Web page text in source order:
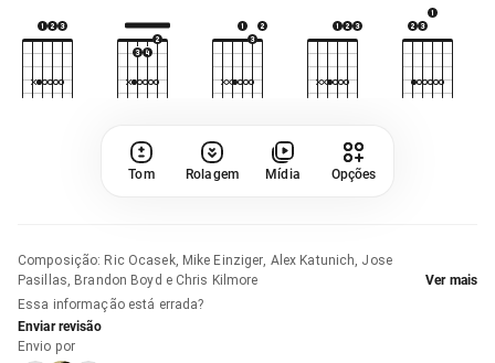
Tom Rolagem Mídia Opções
Composição: Ric Ocasek, Mike Einziger, Alex Katunich, Jose
Pasillas, Brandon Boyd e Chris Kilmore
Ver mais
Essa informação está errada?
Enviar revisão
Envio por